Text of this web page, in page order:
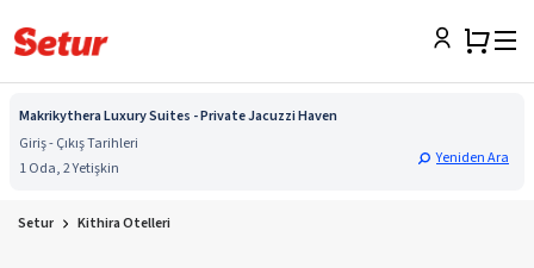
Makrikythera Luxury Suites - Private Jacuzzi Haven
Giriş - Çıkış Tarihleri
1 Oda, 2 Yetişkin
Yeniden Ara
Setur Kithira Otelleri